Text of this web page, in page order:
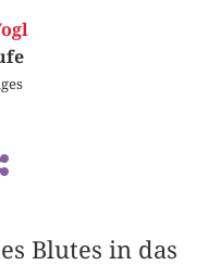
Blutes in das